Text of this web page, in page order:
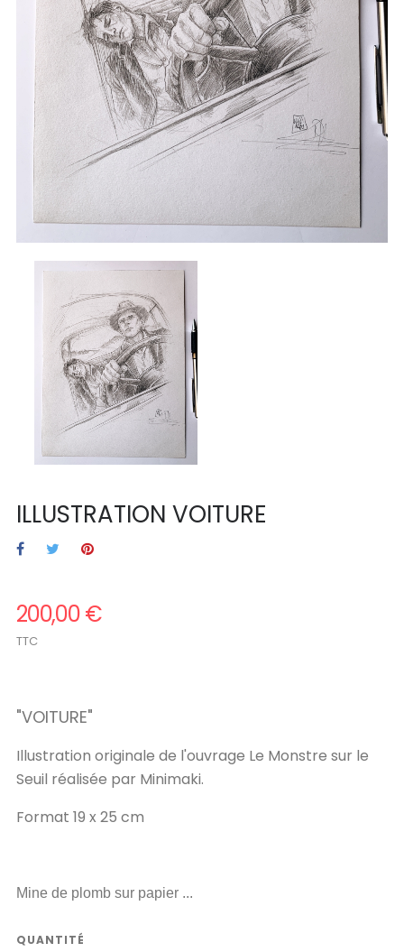
ILLUSTRATION VOITURE
200,00 €
TTC
"VOITURE"
Illustration originale de l'ouvrage Le Monstre sur le
Seuil réalisée par Minimaki.
Format 19 x 25 cm
Mine de plomb sur papier ...
QUANTITÉ